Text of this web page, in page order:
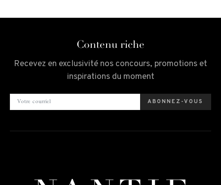
Contenu riche
Recevez en exclusivité nos concours, promotions et
inspirations du moment
ABONNEZ-VOUS